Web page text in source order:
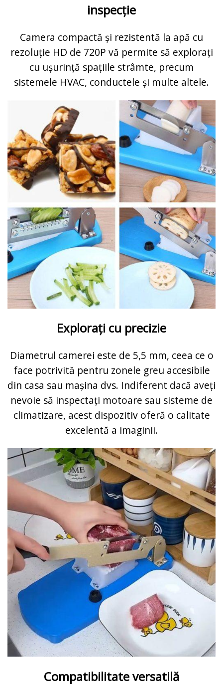
inspecție
Camera compactă și rezistentă la apă cu
rezoluție HD de 720P vă permite să explorați
cu ușurință spațiile strâmte, precum
sistemele HVAC, conductele și multe altele.
Explorați cu precizie
Diametrul camerei este de 5,5 mm, ceea ce o
face potrivită pentru zonele greu accesibile
din casa sau mașina dvs. Indiferent dacă aveți
nevoie să inspectați motoare sau sisteme de
climatizare, acest dispozitiv oferă o calitate
excelentă a imaginii.
Compatibilitate versatilă